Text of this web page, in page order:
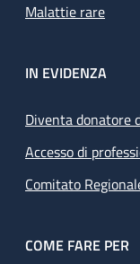
Malattie rare
IN EVIDENZA
Diventa donatore
Accesso di
Comitato
COME FARE PER